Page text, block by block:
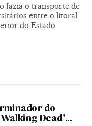
fazia o transporte de
entre o litoral
do Estado
do
Dead’...